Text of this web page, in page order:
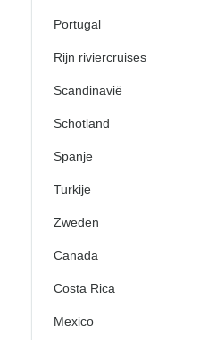
Portugal
Rijn riviercruises
Scandinavië
Schotland
Spanje
Turkije
Zweden
Canada
Costa Rica
Mexico